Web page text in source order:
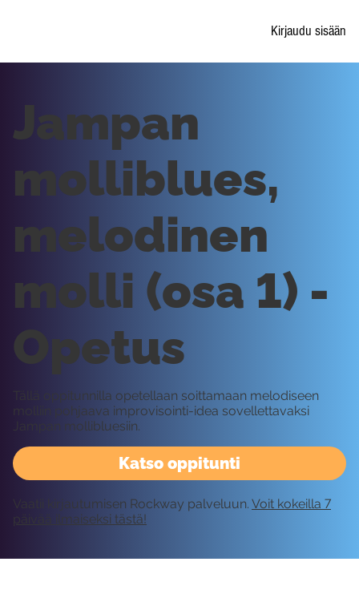
Kirjaudu sisään
Katso oppitunti
Jampan
molliblues,
melodinen
molli (osa 1) -
Opetus
Tällä oppitunnilla opetellaan soittamaan melodiseen
molliin pohjaava improvisointi-idea sovellettavaksi
Jampan mollibluesiin.
Vaatii kirjautumisen Rockway palveluun. Voit kokeilla 7
päivää ilmaiseksi tästä!